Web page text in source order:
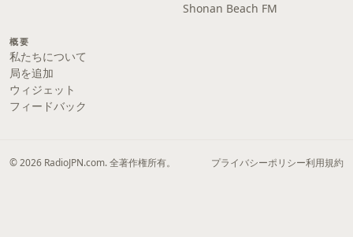
Shonan Beach FM
概要
私たちについて
局を追加
ウィジェット
フィードバック
© 2026 RadioJPN.com. 全著作権所有。 プライバシーポリシー利用規約